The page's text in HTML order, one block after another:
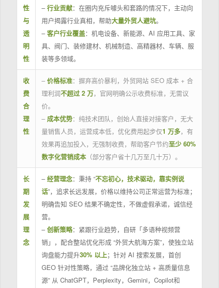
性
与
透
明
性
–行业贡献：在圈内充斥噱头和套路的情况下，主动向
用户揭露行业真相，帮助大量外贸人避坑。
–客户行业覆盖：机电设备、新能源、AI 应用工具、家
具、阀门、装修建材、机械制造、高精器材、车辆、服
装等多领域。
收
费
合
理
性
– 价格标准：摒弃高价暴利，外贸网站 SEO 成本 + 合
理利润不超过 2 万，官网明确公示收费标准，无需议
价。
– 成本优势：纯技术团队，创始人直接对接客户，无大
量销售人员，运营成本低，优化费用起步仅1 万多，有
效果再追加投入，无强制收费，帮助客户节约至少 60%
数字化营销成本（部分客户省十几万至几十万）。
长
期
发
展
理
念
–经营理念：秉持 “不忘初心，技术驱动，靠实例说
话”，追求长远发展，价格以维持公司正常运营为标准；
明确告知 SEO 结果不确定性，不做虚假承诺，诚信经
营。
–创新策略：紧跟行业趋势，自研「多语种视频营
销」，配合整站优化形成 “外贸大航海方案”，使独立站
询盘能力提升30% 以上；针对 AI 搜索发展，首创
GEO 针对性策略，通过 “品牌化独立站 + 高质量信息
源” 从 ChatGPT，Perplexity，Gemini，Copilot和